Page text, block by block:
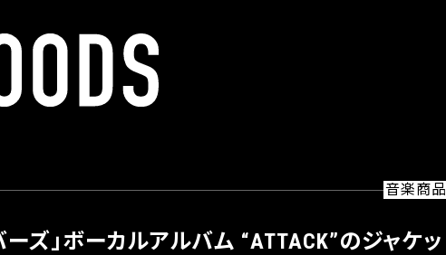
音楽商品
ーズ」ボーカルアルバム “ATTACK”のジャケッ